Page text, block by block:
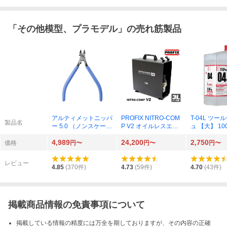
「 その他模型、プラモデル」の売れ筋製品
製品名
アルティメットニッパ
ー 5.0 （ノンスケール
0 87945）
PROFIX NITRO-COM
P V2 オイルレスエア
ブラシ RAYWOOD
T-04L ツー
ュ 【大】
価格 4,989円〜 24,200円〜 2,750円〜
レビュー
4.85 (370件) 4.73 (59件) 4.70 (43件)
掲載商品情報の免責事項について
掲載している情報の精度には万全を期しておりますが、その内容の正確